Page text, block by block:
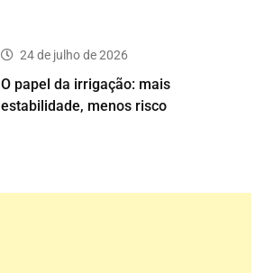
24 de julho de 2026
O papel da irrigação: mais
estabilidade, menos risco